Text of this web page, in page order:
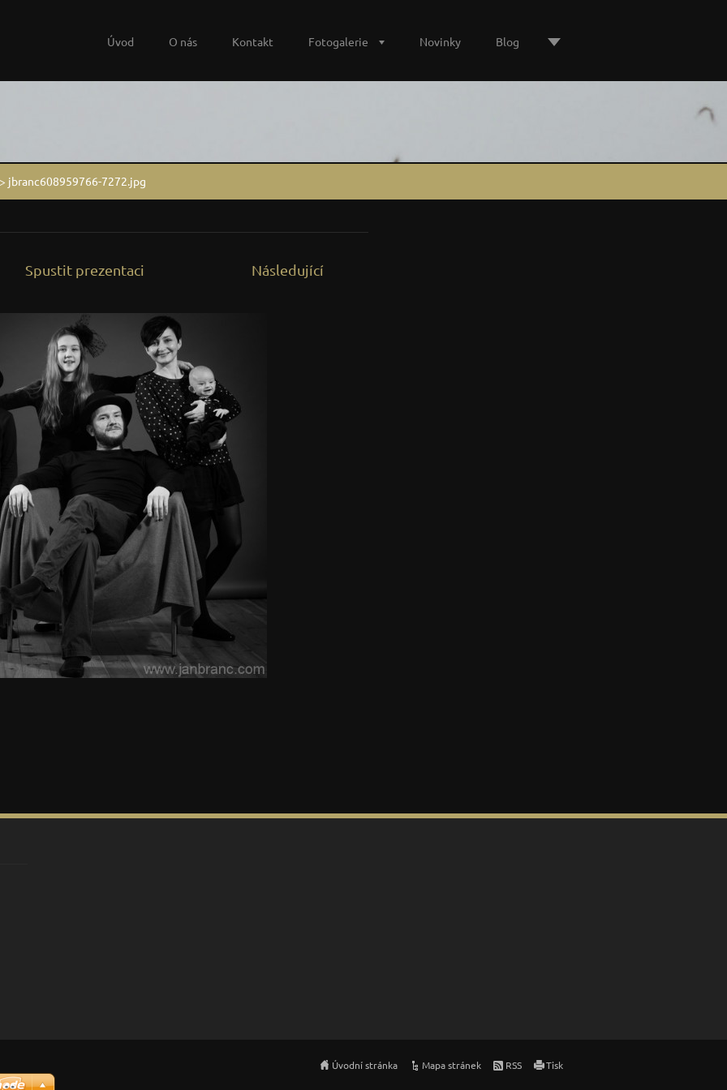
Úvod O nás Kontakt Fotogalerie Novinky Blog
> jbranc608959766-7272.jpg
Spustit prezentaci Následující
Úvodní stránka Mapa stránek RSS Tisk